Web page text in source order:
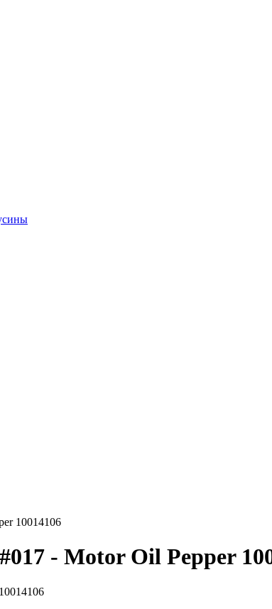
10014106
- Motor Oil Pepper